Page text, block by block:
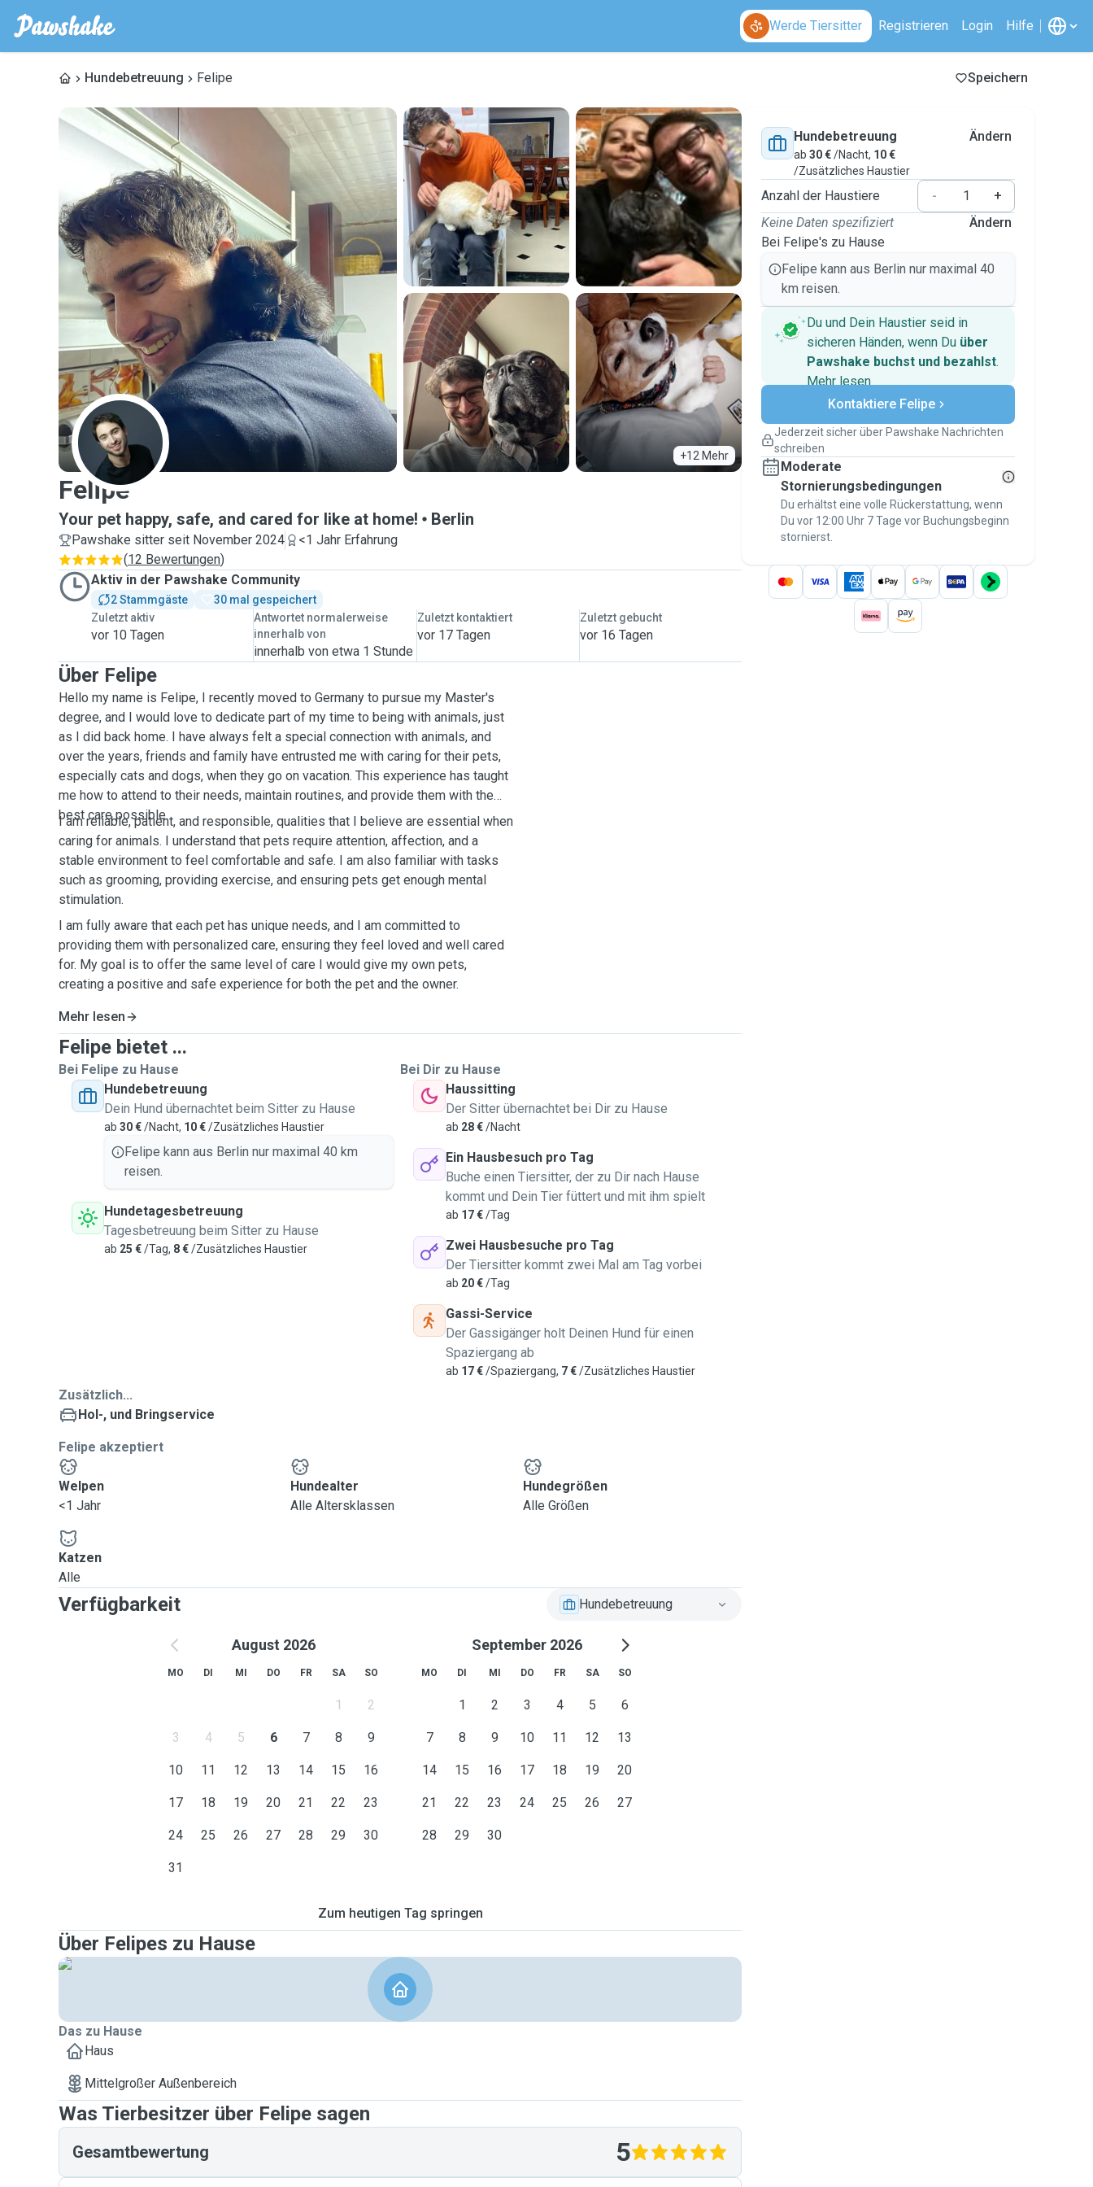
Werde Tiersitter Registrieren Login Hilfe
Hundebetreuung Felipe Speichern
+12 Mehr
F
Felipe
Your pet happy, safe, and cared for like at home! Berlin
Pawshake sitter seit November 2024
<1 Jahr Erfahrung
(12 Bewertungen)
Aktiv in der Pawshake Community
2 Stammgäste
30 mal gespeichert
Zuletzt aktiv
vor 10 Tagen
Antwortet normalerweise
innerhalb von
innerhalb von etwa 1 Stunde
Zuletzt kontaktiert
vor 17 Tagen
Zuletzt gebucht
vor 16 Tagen
Über Felipe
Hello my name is Felipe, I recently moved to Germany to pursue my Master's
degree, and I would love to dedicate part of my time to being with animals, just
as I did back home. I have always felt a special connection with animals, and
over the years, friends and family have entrusted me with caring for their pets,
especially cats and dogs, when they go on vacation. This experience has taught
me how to attend to their needs, maintain routines, and provide them with the
best care possible.
I am reliable, patient, and responsible, qualities that I believe are essential when
caring for animals. I understand that pets require attention, affection, and a
stable environment to feel comfortable and safe. I am also familiar with tasks
such as grooming, providing exercise, and ensuring pets get enough mental
stimulation.
I am fully aware that each pet has unique needs, and I am committed to
providing them with personalized care, ensuring they feel loved and well cared
for. My goal is to offer the same level of care I would give my own pets,
creating a positive and safe experience for both the pet and the owner.
Mehr lesen
Felipe bietet ...
Bei Felipe zu Hause
Hundebetreuung
Dein Hund übernachtet beim Sitter zu Hause
ab 30 €/Nacht, 10 €/Zusätzliches Haustier
Felipe kann aus Berlin nur maximal 40 km
reisen.
Hundetagesbetreuung
Tagesbetreuung beim Sitter zu Hause
ab 25 €/Tag, 8 €/Zusätzliches Haustier
Bei Dir zu Hause
Haussitting
Der Sitter übernachtet bei Dir zu Hause
ab 28 €/Nacht
Ein Hausbesuch pro Tag
Buche einen Tiersitter, der zu Dir nach Hause
kommt und Dein Tier füttert und mit ihm spielt
ab 17 €/Tag
Zwei Hausbesuche pro Tag
Der Tiersitter kommt zwei Mal am Tag vorbei
ab 20 €/Tag
Gassi-Service
Der Gassigänger holt Deinen Hund für einen
Spaziergang ab
ab 17 €/Spaziergang, 7 €/Zusätzliches Haustier
Zusätzlich...
Hol-, und Bringservice
Felipe akzeptiert
Welpen
<1 Jahr
Hundealter
Alle Altersklassen
Hundegrößen
Alle Größen
Katzen
Alle
Verfügbarkeit Hundebetreuung
August 2026
MO DI MI DO FR SA SO
1 2
3 4 5 6 7 8 9
10 11 12 13 14 15 16
17 18 19 20 21 22 23
24 25 26 27 28 29 30
31
September 2026
MO DI MI DO FR SA SO
1 2 3 4 5 6
7 8 9 10 11 12 13
14 15 16 17 18 19 20
21 22 23 24 25 26 27
28 29 30
Zum heutigen Tag springen
Über Felipes zu Hause
Das zu Hause
Haus
Mittelgroßer Außenbereich
Was Tierbesitzer über Felipe sagen
Gesamtbewertung 5
Hundebetreuung
ab 30 €/Nacht, 10 €
/Zusätzliches Haustier
Ändern
Anzahl der Haustiere -
+
Keine Daten spezifiziert
Bei Felipe's zu Hause
Ändern
Felipe kann aus Berlin nur maximal 40
km reisen.
Du und Dein Haustier seid in
sicheren Händen, wenn Du über
Pawshake buchst und bezahlst.
Mehr lesenSichere Zahlungen
Unterstützung, falls sich Deine
Versicherte Buchungen
Erledige alles über Pawshake – von der
ersten Nachricht bis zur Bezahlung –, um
über diePawshake-Garantieabgesichert zu
sein
Kontaktiere Felipe
Jederzeit sicher über Pawshake Nachrichten
schreiben
Moderate
Stornierungsbedingungen
Du erhältst eine volle Rückerstattung, wenn
Du vor 12:00 Uhr 7 Tage vor Buchungsbeginn
stornierst.